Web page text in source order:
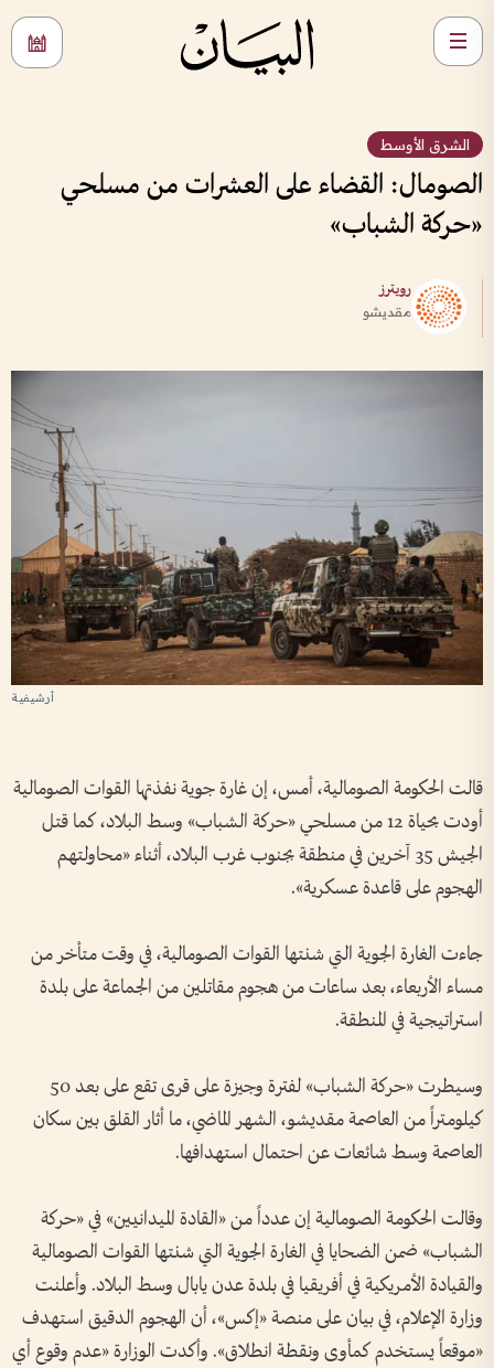
الشرق الأوسط
الصومال: القضاء على العشرات من مسلحي
«حركة الشباب»
رويترز
مقديشو
أرشيفية
قالت الحكومة الصومالية، أمس، إن غارة جوية نفذتها القوات الصومالية
أودت بحياة 12 من مسلحي «حركة الشباب» وسط البلاد، كما قتل
الجيش 35 آخرين في منطقة بجنوب غرب البلاد، أثناء «محاولتهم
الهجوم على قاعدة عسكرية».
جاءت الغارة الجوية التي شنتها القوات الصومالية، في وقت متأخر من
مساء الأربعاء، بعد ساعات من هجوم مقاتلين من الجماعة على بلدة
استراتيجية في المنطقة.
وسيطرت «حركة الشباب» لفترة وجيزة على قرى تقع على بعد 50
كيلومتراً من العاصمة مقديشو، الشهر الماضي، ما أثار القلق بين سكان
العاصمة وسط شائعات عن احتمال استهدافها.
وقالت الحكومة الصومالية إن عدداً من «القادة الميدانيين» في «حركة
الشباب» ضمن الضحايا في الغارة الجوية التي شنتها القوات الصومالية
والقيادة الأمريكية في أفريقيا في بلدة عدن يابال وسط البلاد. وأعلنت
وزارة الإعلام، في بيان على منصة «إكس»، أن الهجوم الدقيق استهدف
«موقعاً يستخدم كمأوى ونقطة انطلاق». وأكدت الوزارة «عدم وقوع أي